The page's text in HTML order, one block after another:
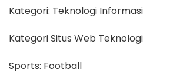
Kategori: Teknologi Informasi
Kategori Situs Web Teknologi
Sports: Football